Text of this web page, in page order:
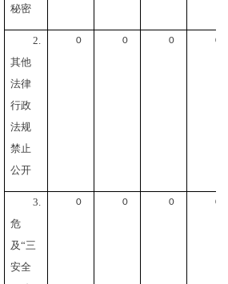
秘密
2.
其他
法律
行政
法规
禁止
公开
0 0 0 0
3.
危
及“三
安全
0 0 0 0